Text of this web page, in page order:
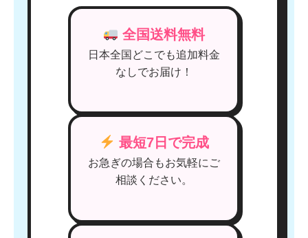
全国送料無料
日本全国どこでも追加料金
なしでお届け！
最短7日で完成
お急ぎの場合もお気軽にご
相談ください。